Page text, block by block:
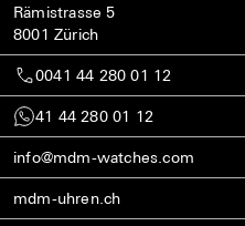
Rämistrasse 5
8001 Zürich
0041 44 280 01 12
41 44 280 01 12
info@mdm-watches.com
mdm-uhren.ch